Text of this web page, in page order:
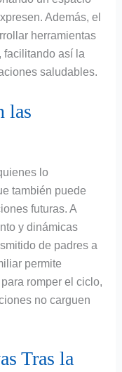
Además, el
herramientas
facilitando así la
saludables.
las
lo
también puede
futuras. A
y dinámicas
de padres a
permite
romper el ciclo,
no carguen
Tras la